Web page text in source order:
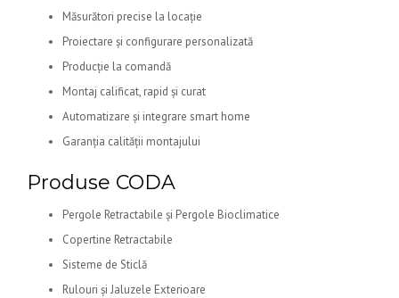
Măsurători precise la locație
Proiectare și configurare personalizată
Producție la comandă
Montaj calificat, rapid și curat
Automatizare și integrare smart home
Garanția calității montajului
Produse CODA
Pergole Retractabile și Pergole Bioclimatice
Copertine Retractabile
Sisteme de Sticlă
Rulouri și Jaluzele Exterioare